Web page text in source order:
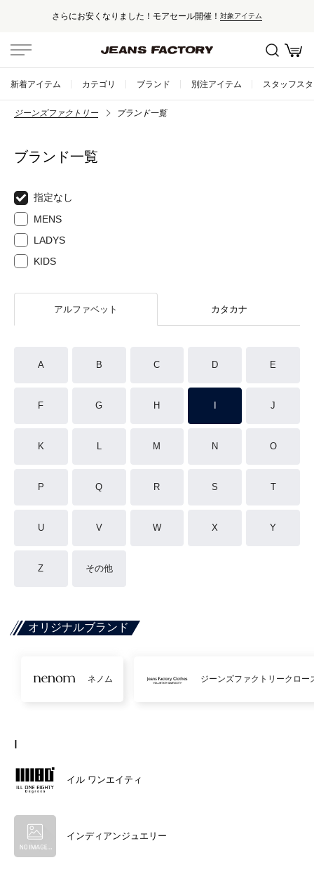
さらにお安くなりました！モアセール開催！ 対象アイテム
新着アイテム カテゴリ ブランド 別注アイテム スタッフス
ジーンズファクトリー ブランド一覧
ブランド一覧
指定なし
MENS
LADYS
KIDS
アルファベット カタカナ
A B C D E
F G H J
K L M N O
P Q R S T
U V W X Y
Z その他
オリジナルブランド
ネノム ジーンズファクトリークロー
I
イル ワンエイティ
インディアンジュエリー